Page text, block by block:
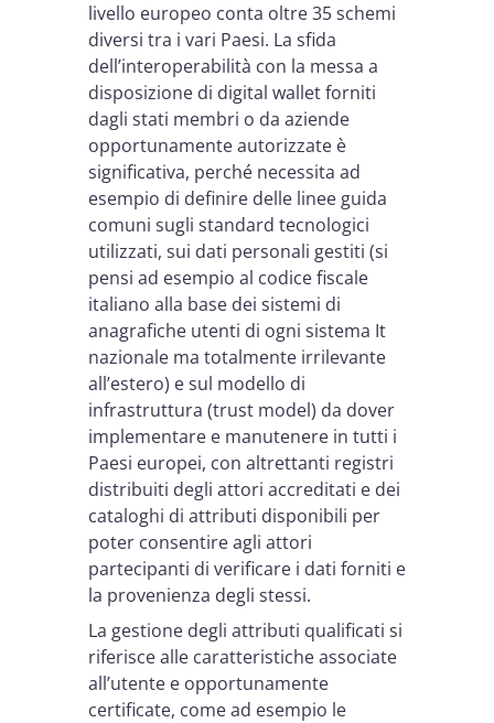
livello europeo conta oltre 35 schemi
diversi tra i vari Paesi. La sfida
dell’interoperabilità con la messa a
disposizione di digital wallet forniti
dagli stati membri o da aziende
opportunamente autorizzate è
significativa, perché necessita ad
esempio di definire delle linee guida
comuni sugli standard tecnologici
utilizzati, sui dati personali gestiti (si
pensi ad esempio al codice fiscale
italiano alla base dei sistemi di
anagrafiche utenti di ogni sistema It
nazionale ma totalmente irrilevante
all’estero) e sul modello di
infrastruttura (trust model) da dover
implementare e manutenere in tutti i
Paesi europei, con altrettanti registri
distribuiti degli attori accreditati e dei
cataloghi di attributi disponibili per
poter consentire agli attori
partecipanti di verificare i dati forniti e
la provenienza degli stessi.
La gestione degli attributi qualificati si
riferisce alle caratteristiche associate
all’utente e opportunamente
certificate, come ad esempio le